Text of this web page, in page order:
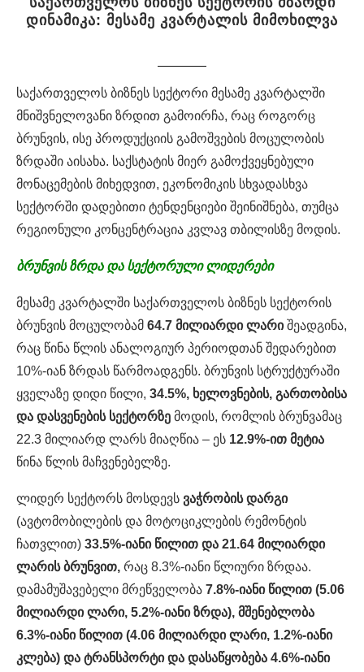
დინამიკა: მესამე კვარტალის მიმოხილვა
საქართველოს ბიზნეს სექტორი მესამე კვარტალში
მნიშვნელოვანი ზრდით გამოირჩა, რაც როგორც
ბრუნვის, ისე პროდუქციის გამოშვების მოცულობის
ზრდაში აისახა. საქსტატის მიერ გამოქვეყნებული
მონაცემების მიხედვით, ეკონომიკის სხვადასხვა
სექტორში დადებითი ტენდენციები შეინიშნება, თუმცა
რეგიონული კონცენტრაცია კვლავ თბილისზე მოდის.
ბრუნვისზრდა და სექტორულილიდერები
მესამე კვარტალში საქართველოს ბიზნეს სექტორის
ბრუნვის მოცულობამ 64.7 მილიარდი ლარიშეადგინა,
რაც წინა წლის ანალოგიურ პერიოდთან შედარებით
10%-იან ზრდას წარმოადგენს. ბრუნვის სტრუქტურაში
ყველაზე დიდი წილი, 34.5%, ხელოვნების, გართობისა
და დასვენების სექტორზე მოდის, რომლის ბრუნვამაც
22.3 მილიარდ ლარს მიაღწია – ეს 12.9%-ით მეტია
წინა წლის მაჩვენებელზე.
ლიდერ სექტორს მოსდევს ვაჭრობის დარგი
(ავტომობილების და მოტოციკლების რემონტის
ჩათვლით) 33.5%-იანი წილით და 21.64 მილიარდი
ლარის ბრუნვით, რაც 8.3%-იანი წლიური ზრდაა.
დამამუშავებელი მრეწველობა 7.8%-იანი წილით (5.06
მილიარდი ლარი, 5.2%-იანი ზრდა), მშენებლობა
6.3%-იანი წილით (4.06 მილიარდი ლარი, 1.2%-იანი
კლება) და ტრანსპორტი და დასაწყობება 4.6%-იანი